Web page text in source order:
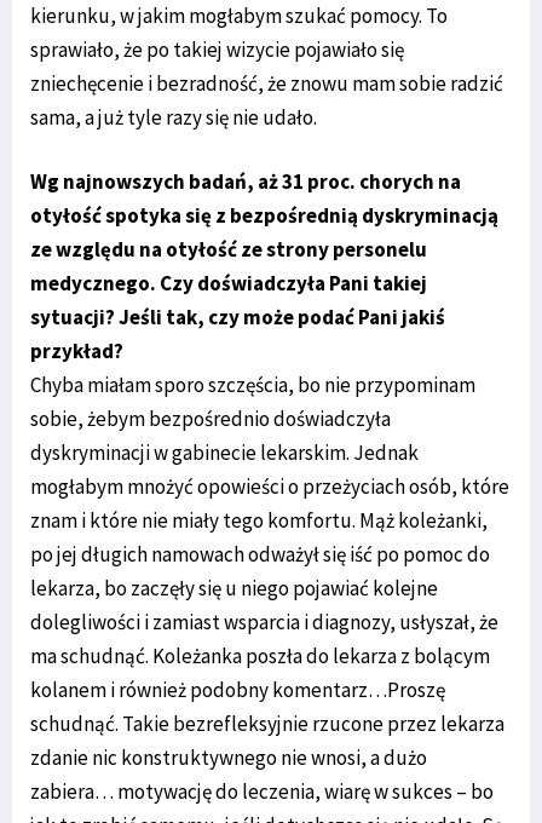
kierunku, w jakim mogłabym szukać pomocy. To
sprawiało, że po takiej wizycie pojawiało się
zniechęcenie i bezradność, że znowu mam sobie radzić
sama, a już tyle razy się nie udało.
Wg najnowszych badań, aż 31 proc. chorych na
otyłość spotyka się z bezpośrednią dyskryminacją
ze względu na otyłość ze strony personelu
medycznego. Czy doświadczyła Pani takiej
sytuacji? Jeśli tak, czy może podać Pani jakiś
przykład?
Chyba miałam sporo szczęścia, bo nie przypominam
sobie, żebym bezpośrednio doświadczyła
dyskryminacji w gabinecie lekarskim. Jednak
mogłabym mnożyć opowieści o przeżyciach osób, które
znam i które nie miały tego komfortu. Mąż koleżanki,
po jej długich namowach odważył się iść po pomoc do
lekarza, bo zaczęły się u niego pojawiać kolejne
dolegliwości i zamiast wsparcia i diagnozy, usłyszał, że
ma schudnąć. Koleżanka poszła do lekarza z bolącym
kolanem i również podobny komentarz…Proszę
schudnąć. Takie bezrefleksyjnie rzucone przez lekarza
zdanie nic konstruktywnego nie wnosi, a dużo
zabiera… motywację do leczenia, wiarę w sukces – bo